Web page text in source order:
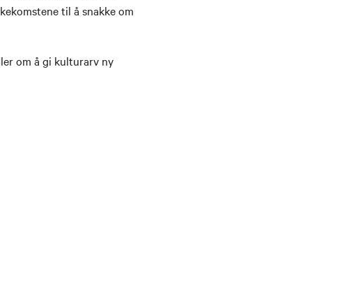
til å snakke om
om å gi kulturarv ny